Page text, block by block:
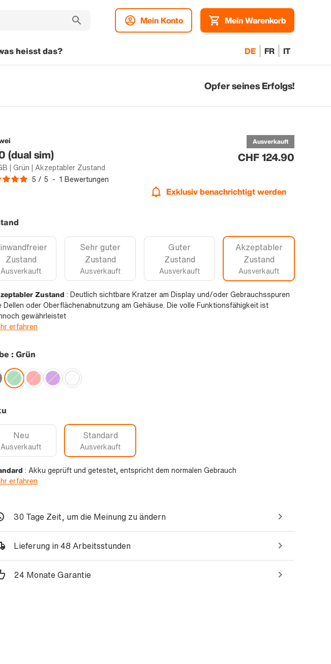
Mein Konto Mein Warenkorb
DE FR IT
heisst das?
Opfer seines Erfolgs!
(dual sim)
| Grün | Akzeptabler Zustand
5 / 5 - 1 Bewertungen
Ausverkauft
CHF 124.90
Exklusiv benachrichtigt werden
Zustand
Ausverkauft
Sehr guter
Zustand
Ausverkauft
Guter
Zustand
Ausverkauft
Akzeptabler
Zustand
Ausverkauft
Zustand : Deutlich sichtbare Kratzer am Display und/oder Gebrauchsspuren
Dellen oder Oberflächenabnutzung am Gehäuse. Die volle Funktionsfähigkeit ist
gewährleistet
erfahren
: Grün
Neu
Ausverkauft
Standard
Ausverkauft
: Akku geprüft und getestet, entspricht dem normalen Gebrauch
erfahren
30 Tage Zeit, um die Meinung zu ändern
Lieferung in 48 Arbeitsstunden
24 Monate Garantie